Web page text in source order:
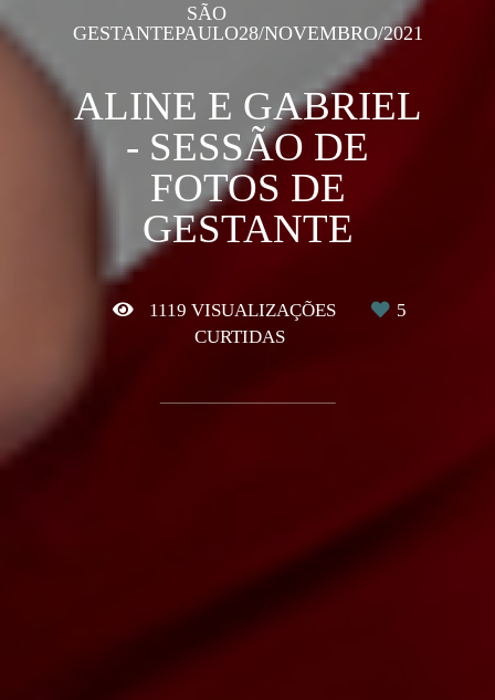
GESTANTE
SÃO
PAULO28/NOVEMBRO/2021
ALINE E GABRIEL
- SESSÃO DE
FOTOS DE
GESTANTE
1119 VISUALIZAÇÕES
5
CURTIDAS